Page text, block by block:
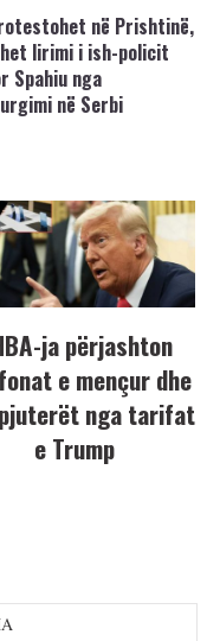
në Prishtinë,
lirimi i ish-policit
Spahiu nga
në Serbi
ja përjashton
e mençur dhe
nga tarifat
e Trump